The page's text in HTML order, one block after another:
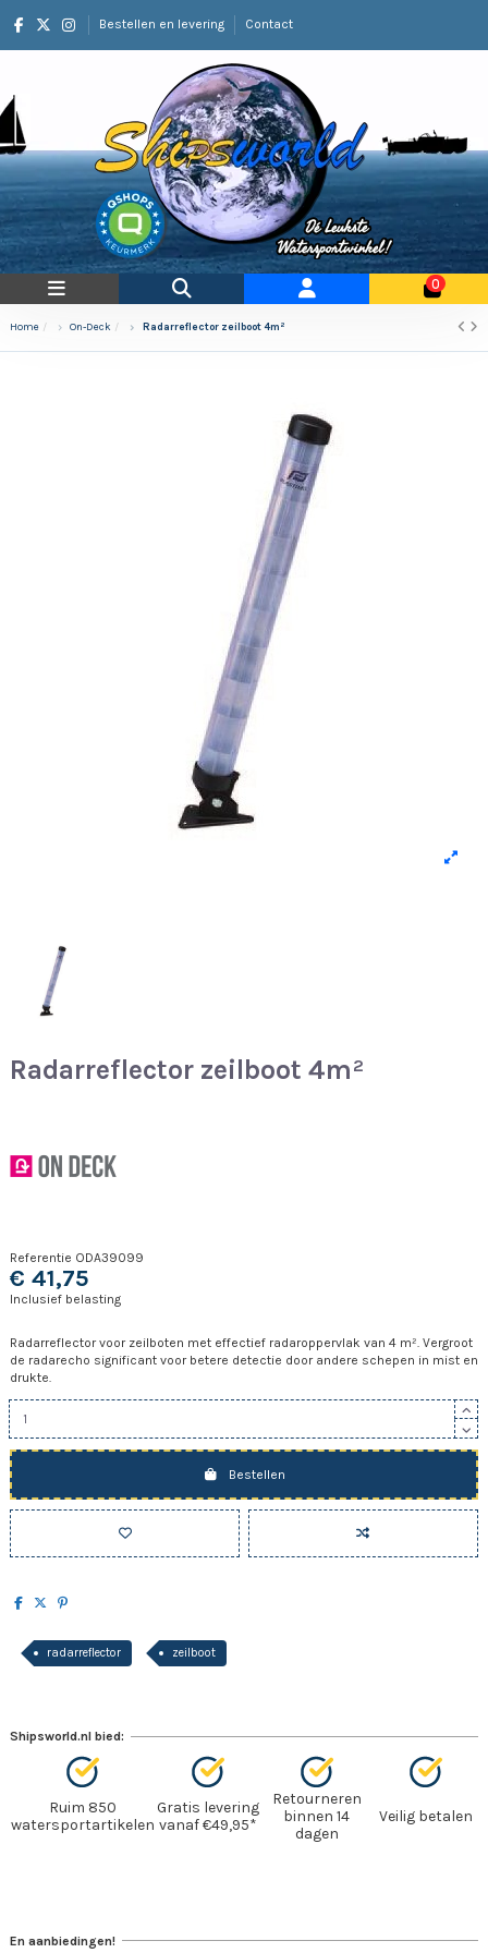
Bestellen en levering Contact
0
Home On-Deck Radarreflector zeilboot 4m²
Radarreflector zeilboot 4m²
Referentie ODA39099
€ 41,75
Inclusief belasting
Radarreflector voor zeilboten met effectief radaroppervlak van 4 m². Vergroot
de radarecho significant voor betere detectie door andere schepen in mist en
drukte.
Bestellen
radarreflector zeilboot
Shipsworld.nl bied:
Ruim 850
watersportartikelen
Gratis levering
vanaf €49,95*
Retourneren
binnen 14
dagen
Veilig betalen
En aanbiedingen!